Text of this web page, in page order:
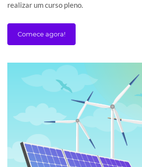
realizar um curso pleno.
Comece agora!